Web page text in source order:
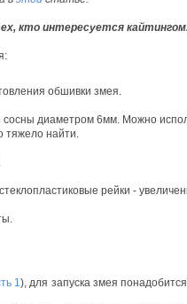
кто интересуется
обшивки змея.
сосны диаметром 6мм. Можно
тяжело найти.
рейки -
1), для запуска змея